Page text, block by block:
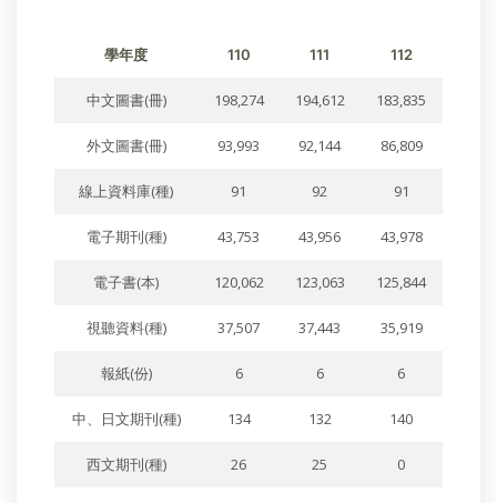
學年度 110 111 112
中文圖書(冊) 198,274 194,612 183,835
外文圖書(冊) 93,993 92,144 86,809
線上資料庫(種) 91 92 91
電子期刊(種) 43,753 43,956 43,978
電子書(本) 120,062 123,063 125,844
視聽資料(種) 37,507 37,443 35,919
報紙(份) 6 6 6
中、日文期刊(種) 134 132 140
西文期刊(種) 26 25 0